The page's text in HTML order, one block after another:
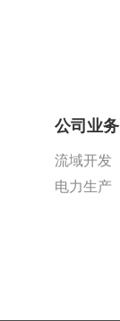
公司业务
流域开发
电力生产